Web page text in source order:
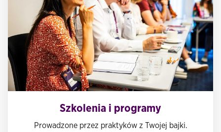
Szkolenia i programy
Prowadzone przez praktyków z Twojej bajki.